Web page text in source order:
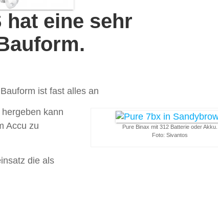
hat eine sehr
ist fast alles an
Pure Binax mit 312 Batterie oder Akku.
Foto: Sivantos
kann
Accu zu
die als